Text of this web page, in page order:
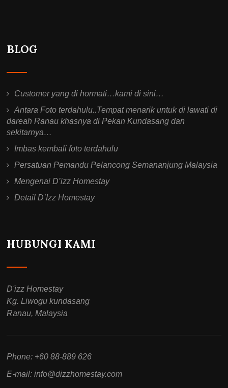
BLOG
Customer yang di hormati…kami di sini…
Antara Foto terdahulu..Tempat menarik untuk di lawati di
dareah Ranau khasnya di Pekan Kundasang dan
sekitarnya…
Imbas kembali foto terdahulu
Persatuan Pemandu Pelancong Semananjung Malaysia
Mengenai D’izz Homestay
Detail D’Izz Homestay
HUBUNGI KAMI
D'izz Homestay
Kg. Liwogu kundasang
Ranau, Malaysia
Phone: +60 88-889 626
E-mail:info@dizzhomestay.com